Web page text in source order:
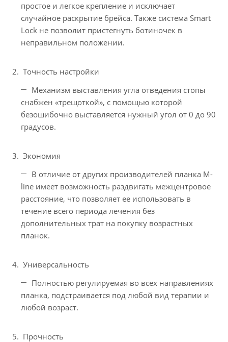
простое и легкое крепление и исключает
случайное раскрытие брейса. Также система Smart
Lock не позволит пристегнуть ботиночек в
неправильном положении.
Точность настройки
Механизм выставления угла отведения стопы
снабжен «трещоткой», с помощью которой
безошибочно выставляется нужный угол от 0 до 90
градусов.
Экономия
В отличие от других производителей планка M-
line имеет возможность раздвигать межцентровое
расстояние, что позволяет ее использовать в
течение всего периода лечения без
дополнительных трат на покупку возрастных
планок.
Универсальность
Полностью регулируемая во всех направлениях
планка, подстраивается под любой вид терапии и
любой возраст.
Прочность